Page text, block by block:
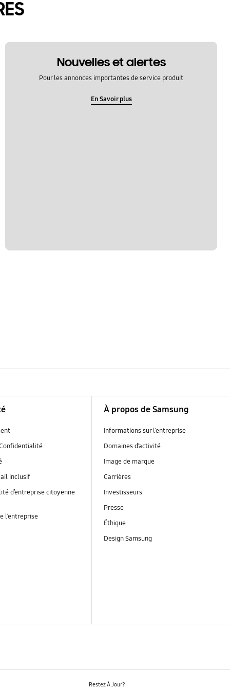
Nouvelles et alertes
Pour les annonces importantes de service produit
En Savoir plus
inclusif
d’entreprise citoyenne
l’entreprise
À propos de Samsung
Informations sur l’entreprise
Domaines d’activité
Image de marque
Carrières
Investisseurs
Presse
Éthique
Design Samsung
Restez À Jour?